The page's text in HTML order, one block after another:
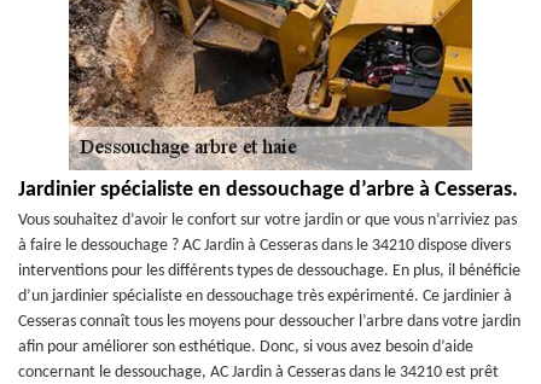
Jardinier spécialiste en dessouchage d’arbre à Cesseras.
Vous souhaitez d’avoir le confort sur votre jardin or que vous n’arriviez pas
à faire le dessouchage ? AC Jardin à Cesseras dans le 34210 dispose divers
interventions pour les différents types de dessouchage. En plus, il bénéficie
d’un jardinier spécialiste en dessouchage très expérimenté. Ce jardinier à
Cesseras connaît tous les moyens pour dessoucher l’arbre dans votre jardin
afin pour améliorer son esthétique. Donc, si vous avez besoin d’aide
concernant le dessouchage, AC Jardin à Cesseras dans le 34210 est prêt